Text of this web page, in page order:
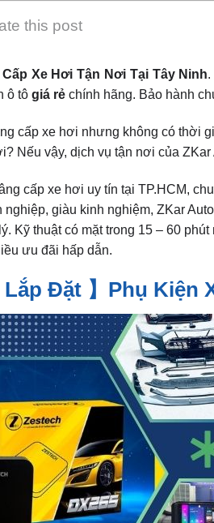
this post
Cấp Xe Hơi Tận Nơi Tại Tây Ninh
ô tô giá rẻ chính hãng. Bảo hành
cấp xe hơi nhưng không có thời
Nếu vậy, dịch vụ tận nơi của
cấp xe hơi uy tín tại TP.HCM,
nghiệp, giàu kinh nghiệm, ZKar
Kỹ thuật có mặt trong 15 – 60
ưu đãi hấp dẫn.
Lắp Đặt 】Phụ